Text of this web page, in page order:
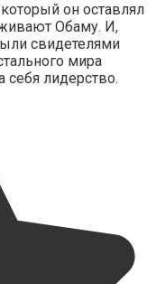
он оставлял
Обаму. И,
свидетелями
мира
себя лидерство.